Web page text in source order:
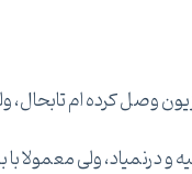
وصل کرده ام تابحال،
و درنمیاد، ولی معمولا